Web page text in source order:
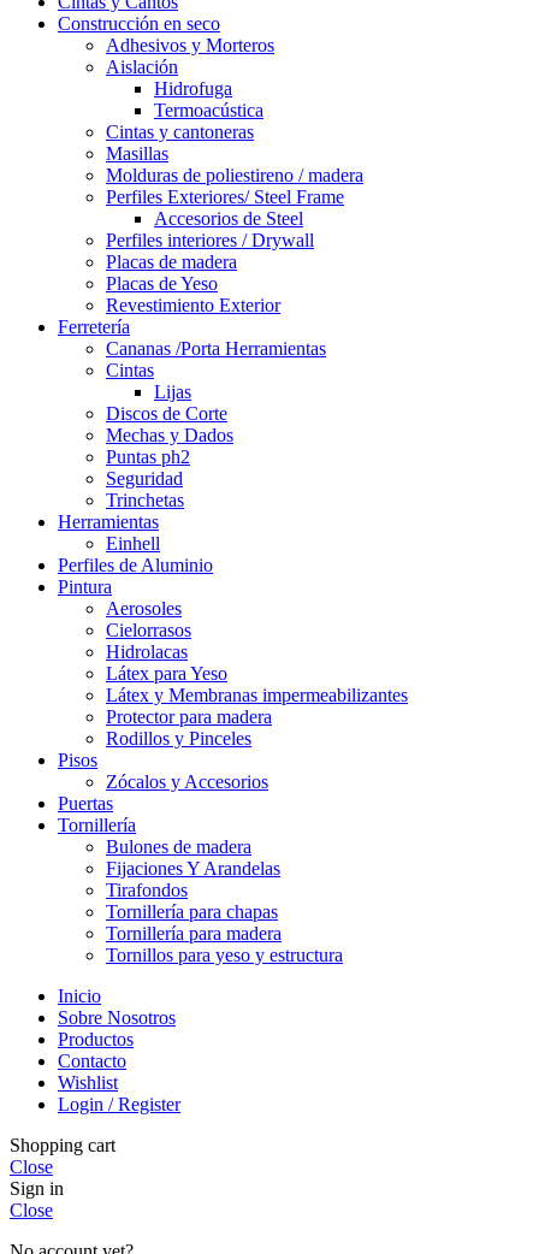
Construcción en seco
Adhesivos y Morteros
Aislación
Hidrofuga
Termoacústica
Cintas y cantoneras
Masillas
Molduras de poliestireno / madera
Perfiles Exteriores/ Steel Frame
Accesorios de Steel
Perfiles interiores / Drywall
Placas de madera
Placas de Yeso
Revestimiento Exterior
Ferretería
Cananas /Porta Herramientas
Cintas
Lijas
Discos de Corte
Mechas y Dados
Puntas ph2
Seguridad
Trinchetas
Herramientas
Einhell
Perfiles de Aluminio
Pintura
Aerosoles
Cielorrasos
Hidrolacas
Látex para Yeso
Látex y Membranas impermeabilizantes
Protector para madera
Rodillos y Pinceles
Pisos
Zócalos y Accesorios
Puertas
Tornillería
Bulones de madera
Fijaciones Y Arandelas
Tirafondos
Tornillería para chapas
Tornillería para madera
Tornillos para yeso y estructura
Inicio
Sobre Nosotros
Productos
Contacto
Wishlist
Login / Register
Shopping cart
Close
Sign in
Close